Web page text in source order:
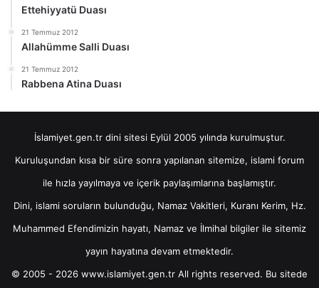
Ettehiyyatü Duası
21 Temmuz 2012
Allahümme Salli Duası
21 Temmuz 2012
Rabbena Atina Duası
İslamiyet.gen.tr dini sitesi Eylül 2005 yılında kurulmuştur.
Kuruluşundan kısa bir süre sonra yapılanan sitemize, islami forum
ile hızla yayılmaya ve içerik paylaşımlarına başlamıştır.
Dini, islami soruların bulunduğu, Namaz Vakitleri, Kuranı Kerim, Hz.
Muhammed Efendimizin hayatı, Namaz ve İlmihal bilgiler ile sitemiz
yayın hayatına devam etmektedir.
© 2005 - 2026 www.islamiyet.gen.tr All rights reserved. Bu sitede